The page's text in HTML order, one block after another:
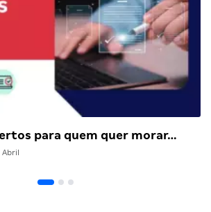
para quem quer morar…
Abril